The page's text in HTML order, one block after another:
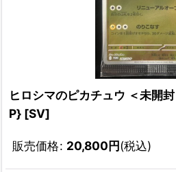
ヒロシマのピカチュウ ＜未開
P} [SV]
販売価格: 20,800円(税込)